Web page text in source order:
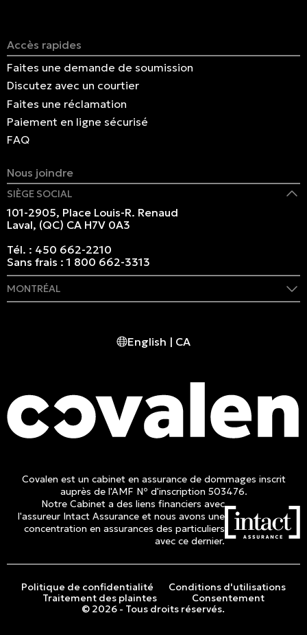
Accès rapides
Faites une demande de soumission
Discutez avec un courtier
Faites une réclamation
Paiement en ligne sécurisé
FAQ
Nous joindre
SIÈGE SOCIAL
101-2905, Place Louis-R. Renaud
Laval, (QC) CA H7V 0A3
Tél. : 450 662-2210
Sans frais :1 800 662-3313
MONTRÉAL
English | CA
Covalen est un cabinet en assurance de dommages inscrit
auprès de l'AMF Nº d'inscription 503476.
Notre Cabinet a des liens financiers avec
l'assureur Intact Assurance et nous avons une
concentration en assurances des particuliers
avec ce dernier.
© 2026 - Tous droits réservés.
Politique de confidentialité
Conditions d'utilisations
Traitement des plaintes
Consentement